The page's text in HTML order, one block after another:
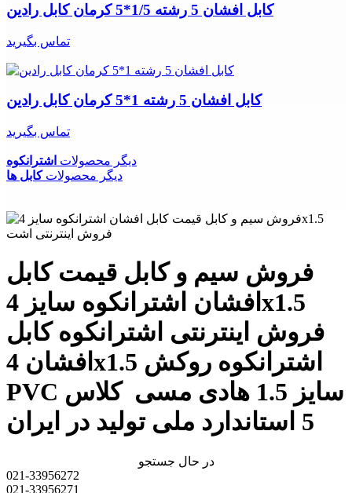
کابل افشان 5 رشته 1/5*5 کرمان کابل رادین
تماس بگیرید
کابل افشان 5 رشته 1*5 کرمان کابل رادین
تماس بگیرید
دیگر محصولات اشترانکوه
دیگر محصولاتکابل ها
فروش سیم و کابل قیمت کابل
افشان اشترانکوه سایز 4x1.5
فروش اینترنتی اشترانکوه کابل
افشان 4x1.5 اشترانکوه روکش
PVC سایز 1.5 هادی مسی کلاس
5 استاندارد ملی تولید در ایران
در حال جستجو
021-33956272
021-33956271